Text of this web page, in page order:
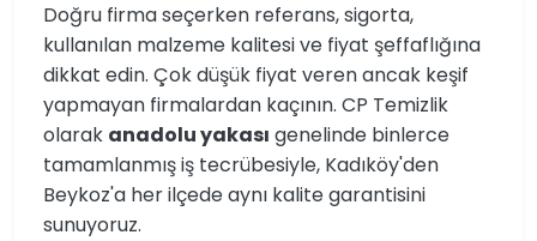
Doğru firma seçerken referans, sigorta,
kullanılan malzeme kalitesi ve fiyat şeffaflığına
dikkat edin. Çok düşük fiyat veren ancak keşif
yapmayan firmalardan kaçının. CP Temizlik
olarak anadolu yakası genelinde binlerce
tamamlanmış iş tecrübesiyle, Kadıköy'den
Beykoz'a her ilçede aynı kalite garantisini
sunuyoruz.